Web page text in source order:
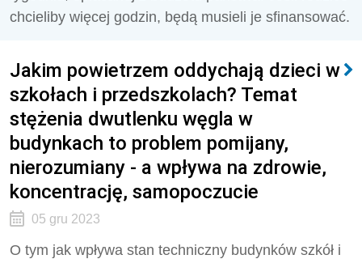
chcieliby więcej godzin, będą musieli je sfinansować.
Jakim powietrzem oddychają dzieci w
szkołach i przedszkolach? Temat
stężenia dwutlenku węgla w
budynkach to problem pomijany,
nierozumiany - a wpływa na zdrowie,
koncentrację, samopoczucie
05 gru 2023
O tym jak wpływa stan techniczny budynków szkół i